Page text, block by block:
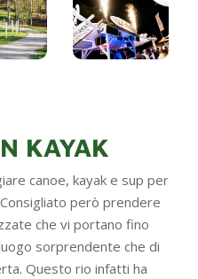
KAYAK
canoe, kayak e sup per
però prendere
che vi portano fino
sorprendente che di
Questo rio infatti ha